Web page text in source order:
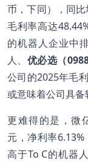
币，下同），同
毛利率高达
的机器人企业中
人、 优必选（
公司的2025年毛
或意味着公司具备
更难得的是，微
元，净利率
高于To C的机器